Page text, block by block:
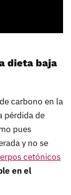
dieta baja
carbono en la
pérdida de
pues
y no se
cetónicos
en el